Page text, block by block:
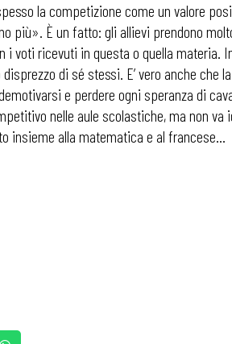
la competizione come un valore
più». È un fatto: gli allievi prendono
voti ricevuti in questa o quella materia.
di sé stessi. E’ vero anche
e perdere ogni speranza di
nelle aule scolastiche, ma non
insieme alla matematica e al francese…